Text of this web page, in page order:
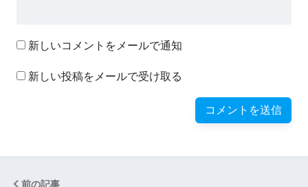
新しいコメントをメールで通知
新しい投稿をメールで受け取る
前の記事